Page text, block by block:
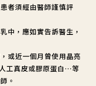
者須經由醫師謹慎評
中，應如實告訴醫生，
或近一個月曾使用晶亮
工真皮或膠原蛋白…等
。